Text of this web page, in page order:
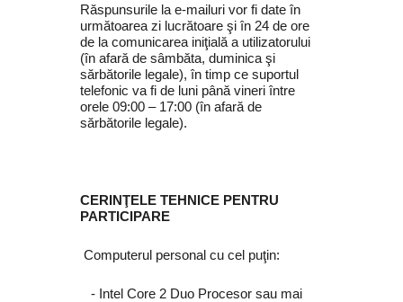
Răspunsurile la e‐mailuri vor fi date în
următoarea zi lucrătoare şi în 24 de ore
de la comunicarea iniţială a utilizatorului
(în afară de sâmbăta, duminica şi
sărbătorile legale), în timp ce suportul
telefonic va fi de luni până vineri între
orele 09:00 – 17:00 (în afară de
sărbătorile legale).
CERINŢELE TEHNICE PENTRU
PARTICIPARE
Computerul personal cu cel puţin:
‐ Intel Core 2 Duo Procesor sau mai